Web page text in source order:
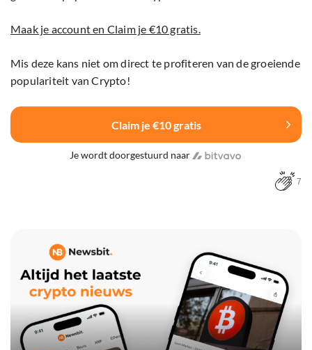
Maak je account en Claim je €10 gratis.
Mis deze kans niet om direct te profiteren van de groeiende
populariteit van Crypto!
Claim je €10 gratis
Je wordt doorgestuurd naar
7